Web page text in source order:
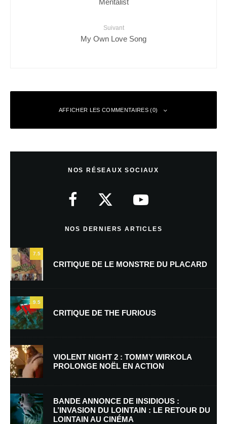
Mentalist
Suivant
My Own Love Song
AFFICHER LES COMMENTAIRES (0)
Nom*
E-mail *
Enregistrer mon nom, mon e-mail et mon site dans le navigateur pour
NOS RÉSEAUX SOCIAUX
NOS DERNIERS ARTICLES
7.5
CRITIQUE DE LE MONSTRE DU PLACARD
9.5
CRITIQUE DE THE FURIOUS
VIOLENT NIGHT 2 : TOMMY WIRKOLA
PROLONGE NOËL EN ACTION
BANDE ANNONCE DE INSIDIOUS :
L’INVASION DU LOINTAIN : LE RETOUR DU
LOINTAIN AU CINÉMA